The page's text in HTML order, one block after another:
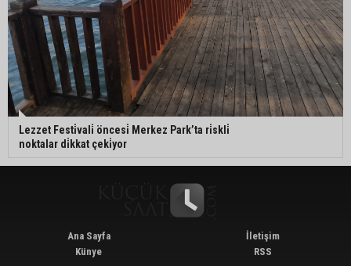
Lezzet Festi̇vali̇ öncesi̇ Merkez Park’ta ri̇skli̇
noktalar di̇kkat çeki̇yor
Ana Sayfa
Künye
İletişim
RSS